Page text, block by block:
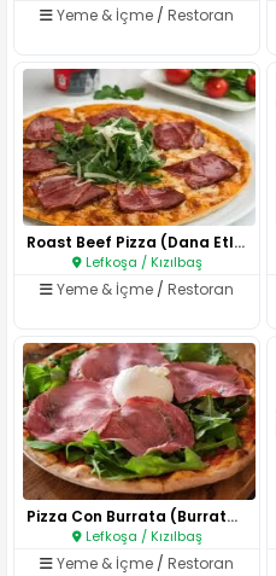
Yeme & İçme / Restoran
Roast Beef Pizza (Dana Etli Pi..
Lefkoşa / Kızılbaş
Yeme & İçme / Restoran
Pizza Con Burrata (Burrata Pey..
Lefkoşa / Kızılbaş
Yeme & İçme / Restoran